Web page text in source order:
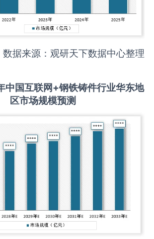
数据来源：观研天下数据中心整理
中国互联网+钢铁铸件行业华东地
区市场规模预测